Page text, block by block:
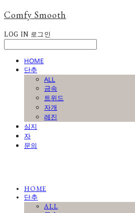
Comfy Smooth
LOG IN 로그인
HOME
단추
ALL
금속
트위드
자개
레진
심지
자
문의
HOME
단추
ALL